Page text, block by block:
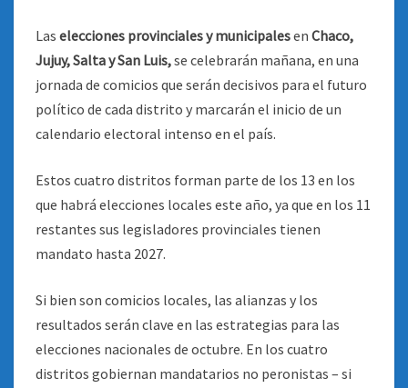
Las elecciones provinciales y municipalesen Chaco,
Jujuy, Salta y San Luis,se celebrarán mañana, en una
jornada de comicios que serán decisivos para el futuro
político de cada distrito y marcarán el inicio de un
calendario electoral intenso en el país.
Estos cuatro distritos forman parte de los 13 en los
que habrá elecciones locales este año, ya que en los 11
restantes sus legisladores provinciales tienen
mandato hasta 2027.
Si bien son comicios locales, las alianzas y los
resultados serán clave en las estrategias para las
elecciones nacionales de octubre. En los cuatro
distritos gobiernan mandatarios no peronistas – si